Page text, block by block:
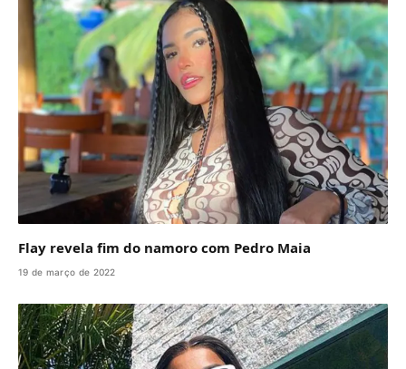
Flay revela fim do namoro com Pedro Maia
19 de março de 2022